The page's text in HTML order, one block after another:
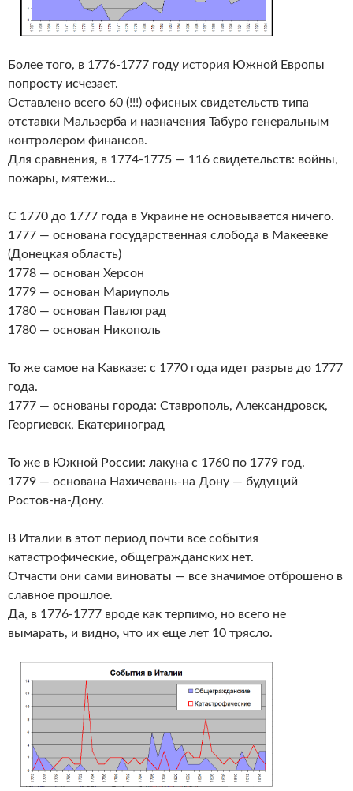
Более того, в 1776-1777 году история Южной Европы
попросту исчезает.
Оставлено всего 60 (!!!) офисных свидетельств типа
отставки Мальзерба и назначения Табуро генеральным
контролером финансов.
Для сравнения, в 1774-1775 — 116 свидетельств: войны,
пожары, мятежи…
С 1770 до 1777 года в Украине не основывается ничего.
1777 — основана государственная слобода в Макеевке
(Донецкая область)
1778 — основан Херсон
1779 — основан Мариуполь
1780 — основан Павлоград
1780 — основан Никополь
То же самое на Кавказе: с 1770 года идет разрыв до 1777
года.
1777 — основаны города: Ставрополь, Александровск,
Георгиевск, Екатериноград
То же в Южной России: лакуна с 1760 по 1779 год.
1779 — основана Нахичевань-на Дону — будущий
Ростов-на-Дону.
В Италии в этот период почти все события
катастрофические, общегражданских нет.
Отчасти они сами виноваты — все значимое отброшено в
славное прошлое.
Да, в 1776-1777 вроде как терпимо, но всего не
вымарать, и видно, что их еще лет 10 трясло.